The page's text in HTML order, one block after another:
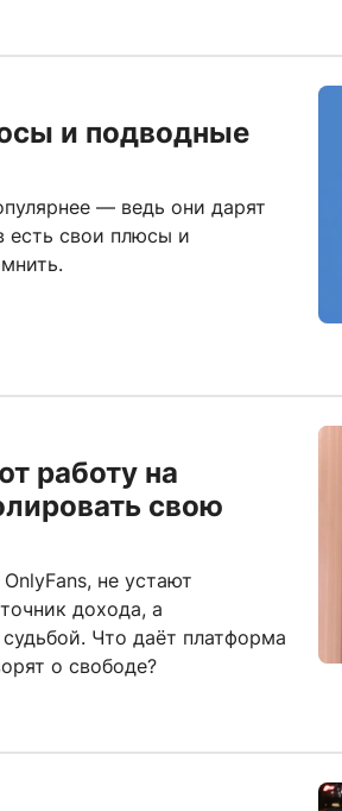
и подводные
— ведь они дарят
есть свои плюсы и
работу на
свою
не устают
дохода, а
Что даёт платформа
о свободе?